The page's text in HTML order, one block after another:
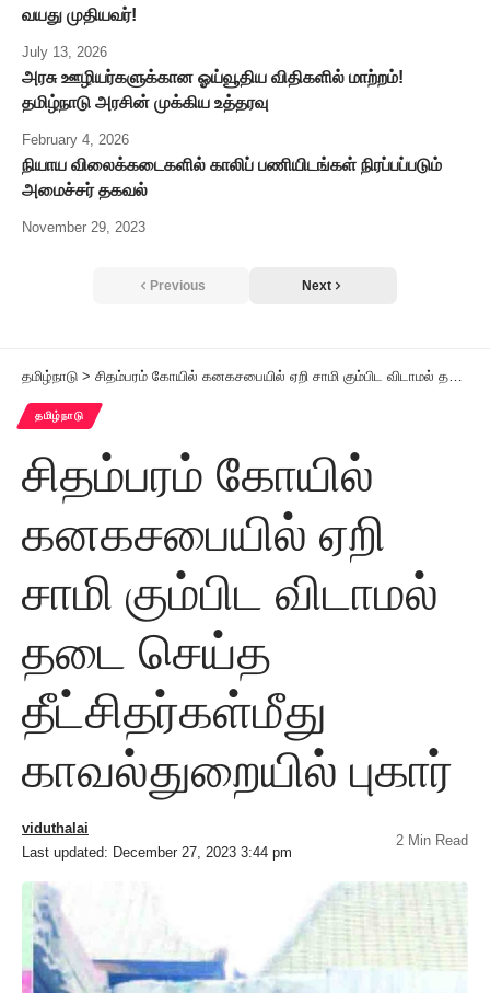
வயது முதியவர்!
July 13, 2026
அரசு ஊழியர்களுக்கான ஓய்வூதிய விதிகளில் மாற்றம்!
தமிழ்நாடு அரசின் முக்கிய உத்தரவு
February 4, 2026
நியாய விலைக்கடைகளில் காலிப் பணியிடங்கள் நிரப்பப்படும்
அமைச்சர் தகவல்
November 29, 2023
Previous Next
தமிழ்நாடு > சிதம்பரம் கோயில் கனகசபையில் ஏறி சாமி கும்பிட விடாமல் தடை செய்த தீட்சிதர்கள்மீது காவல்துறையில் புகார்
தமிழ்நாடு
சிதம்பரம் கோயில்
கனகசபையில் ஏறி
சாமி கும்பிட விடாமல்
தடை செய்த
தீட்சிதர்கள்மீது
காவல்துறையில் புகார்
Last updated: December 27, 2023 3:44 pm
viduthalai
2 Min Read